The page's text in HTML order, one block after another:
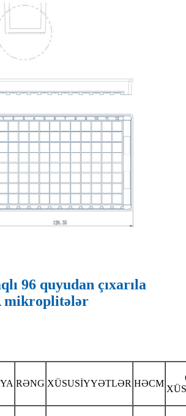
96 quyudan çıxarıla
mikroplitələr
RƏNG XÜSUSİYYƏTLƏR HƏCM